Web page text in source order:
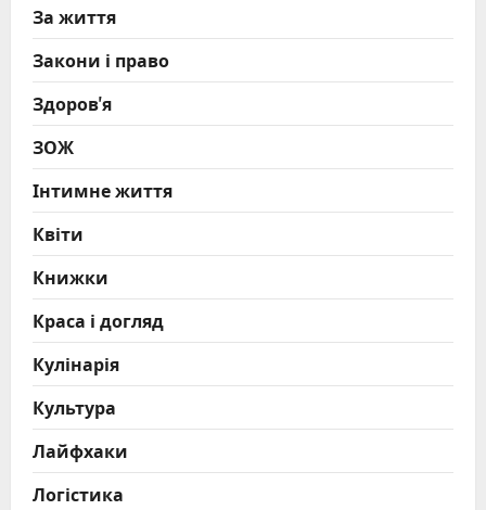
За життя
Закони і право
Здоров'я
ЗОЖ
Інтимне життя
Квіти
Книжки
Краса і догляд
Кулінарія
Культура
Лайфхаки
Логістика